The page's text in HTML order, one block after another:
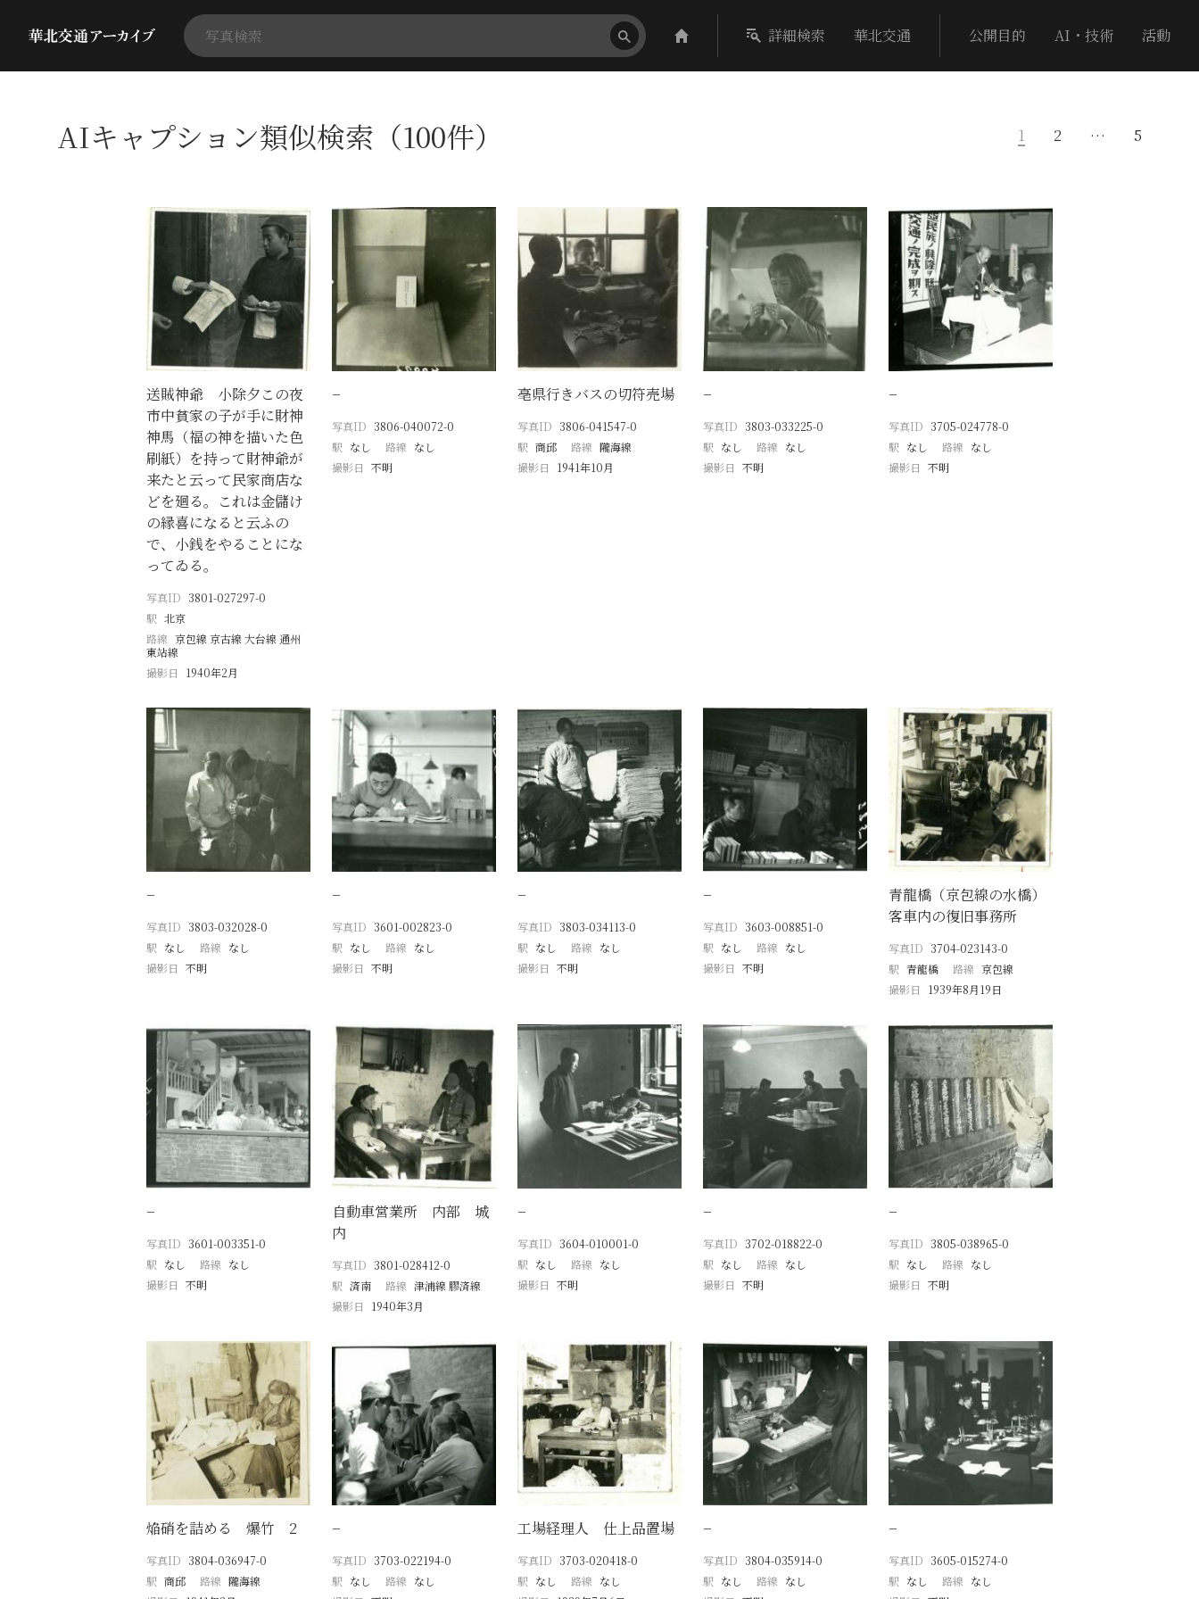
詳細検索 華北交通 公開目的 AI・技術 活動
AIキャプション類似検索（100件） 1 2 … 5
送賊神爺 小除夕この夜
市中貧家の子が手に財神
神馬（福の神を描いた色
刷紙）を持って財神爺が
来たと云って民家商店な
どを廻る。これは金儲け
の縁喜になると云ふの
で、小銭をやることにな
ってゐる。
写真ID 3801-027297-0
駅 北京
路線 京包線 京古線 大台線 通州
東站線
撮影日
1940年2月
−
写真ID 3806-040072-0
駅 なし 路線 なし
撮影日 不明
亳県行きバスの切符売場
写真ID 3806-041547-0
駅 商邱 路線 隴海線
撮影日
1941年10月
−
写真ID 3803-033225-0
駅 なし 路線 なし
撮影日 不明
−
写真ID 3705-024778-0
駅 なし 路線 なし
撮影日 不明
−
写真ID 3803-032028-0
駅 なし 路線 なし
撮影日 不明
−
写真ID 3601-002823-0
駅 なし 路線 なし
撮影日 不明
−
写真ID 3803-034113-0
駅 なし 路線 なし
撮影日 不明
−
写真ID 3603-008851-0
駅 なし 路線 なし
撮影日 不明
青龍橋（京包線の水橋）
客車内の復旧事務所
写真ID 3704-023143-0
駅 青龍橋 路線 京包線
撮影日
1939年8月19日
−
写真ID 3601-003351-0
駅 なし 路線 なし
撮影日 不明
自動車営業所 内部 城
内
写真ID 3801-028412-0
駅 済南 路線 津浦線 膠済線
撮影日
1940年3月
−
写真ID 3604-010001-0
駅 なし 路線 なし
撮影日 不明
−
写真ID 3702-018822-0
駅 なし 路線 なし
撮影日 不明
−
写真ID 3805-038965-0
駅 なし 路線 なし
撮影日 不明
焔硝を詰める 爆竹 2
写真ID 3804-036947-0
駅 商邱 路線 隴海線
−
写真ID 3703-022194-0
駅 なし 路線 なし
工場経理人 仕上品置場
写真ID 3703-020418-0
駅 なし 路線 なし
−
写真ID 3804-035914-0
駅 なし 路線 なし
−
写真ID 3605-015274-0
駅 なし 路線 なし